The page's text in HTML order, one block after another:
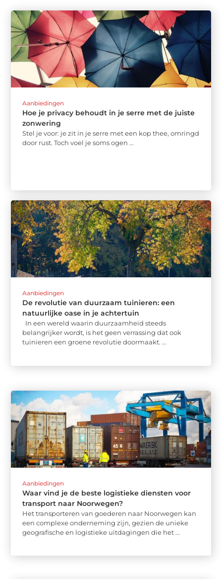
Aanbiedingen
Hoe je privacy behoudt in je serre met de juiste
zonwering
Stel je voor: je zit in je serre met een kop thee, omringd
door rust. Toch voel je soms ogen ...
Aanbiedingen
De revolutie van duurzaam tuinieren: een
natuurlijke oase in je achtertuin
In een wereld waarin duurzaamheid steeds
belangrijker wordt, is het geen verrassing dat ook
tuinieren een groene revolutie doormaakt. ...
Aanbiedingen
Waar vind je de beste logistieke diensten voor
transport naar Noorwegen?
Het transporteren van goederen naar Noorwegen kan
een complexe onderneming zijn, gezien de unieke
geografische en logistieke uitdagingen die het ...